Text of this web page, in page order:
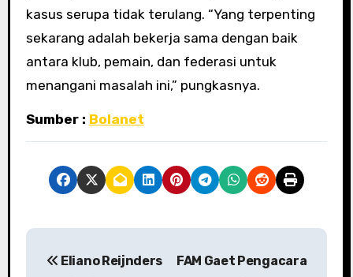
kasus serupa tidak terulang. “Yang terpenting
sekarang adalah bekerja sama dengan baik
antara klub, pemain, dan federasi untuk
menangani masalah ini,” pungkasnya.
Sumber : Bolanet
Eliano Reijnders
FAM Gaet Pengacara